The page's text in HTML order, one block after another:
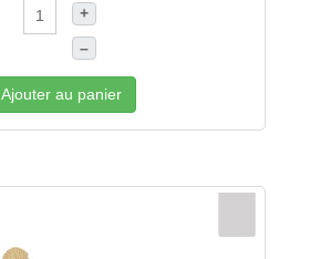
+
–
Ajouter au panier